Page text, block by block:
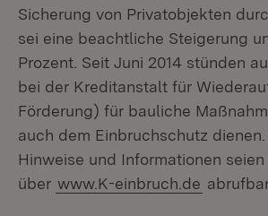
Sicherung von Privatobjekten
sei eine beachtliche Steigerung
Prozent. Seit Juni 2014 stünden
bei der Kreditanstalt für
Förderung) für bauliche
auch dem Einbruchschutz
Hinweise und Informationen
über www.K-einbruch.de